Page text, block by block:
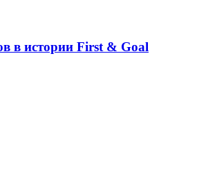
в истории First & Goal